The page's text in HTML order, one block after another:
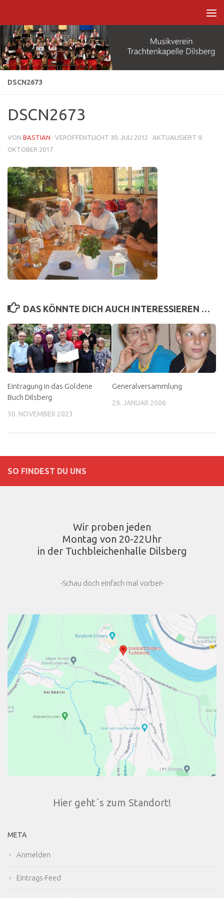
DSCN2673
DSCN2673
VON BASTIAN · VERÖFFENTLICHT 30. JULI 2012 · AKTUALISIERT 9.
OKTOBER 2017
DAS KÖNNTE DICH AUCH INTERESSIEREN …
Eintragung in das Goldene
Buch Dilsberg
30. NOVEMBER 2023
Generalversammlung
29. JANUAR 2006
SO FINDEST DU UNS
Wir proben jeden
Montag von 20-22Uhr
in der Tuchbleichenhalle Dilsberg
-Schau doch einfach mal vorbei!-
Hier geht´s zum Standort!
META
Anmelden
Eintrags-Feed